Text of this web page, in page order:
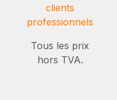
clients
professionnels
Tous les prix
hors TVA.